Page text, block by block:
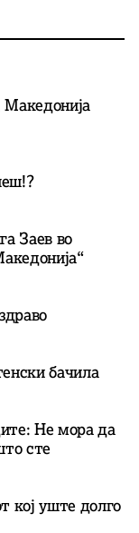
Заев во
бачила
Не мора да
сте
кој уште долго